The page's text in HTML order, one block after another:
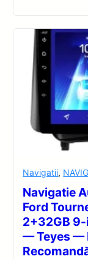
Navigatii,
Navigatie
Ford
2+32GB 9-
— Teyes —